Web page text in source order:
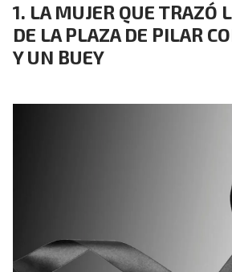
LA MUJER QUE TRAZÓ
DE LA PLAZA DE PILAR
Y UN BUEY